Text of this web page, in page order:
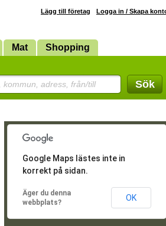
Lägg till företag Logga in / Skapa
Mat Shopping
kommun, adress, från/till Sök
Google Maps lästes inte in
korrekt på sidan.
Äger du denna
webbplats?
OK